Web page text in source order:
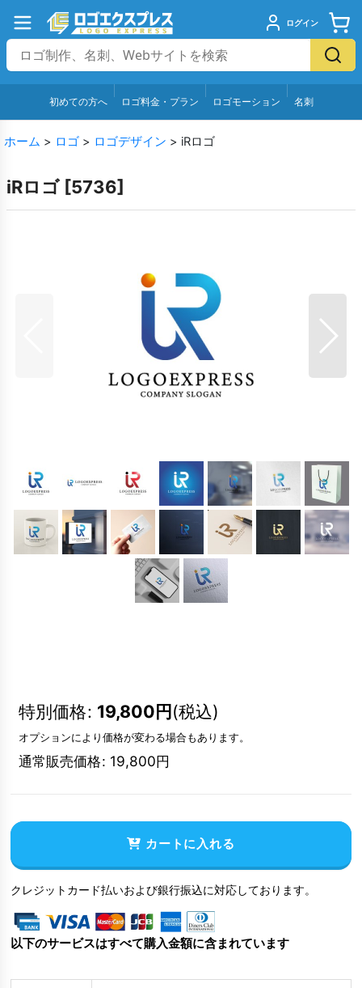
ログイン
初めての方へ ロゴ料金・プラン ロゴモーション 名刺
ホーム > ロゴ > ロゴデザイン > iRロゴ
iRロゴ [5736]
特別価格: 19,800円(税込)
オプションにより価格が変わる場合もあります。
通常販売価格: 19,800円
カートに入れる
クレジットカード払いおよび銀行振込に対応しております。
以下のサービスはすべて購入金額に含まれています